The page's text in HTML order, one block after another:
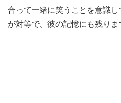
合って一緒に笑うことを意識し
が対等で、彼の記憶にも残りま